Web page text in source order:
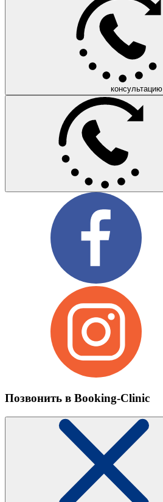
консультацию
Позвонить в Booking-Clinic